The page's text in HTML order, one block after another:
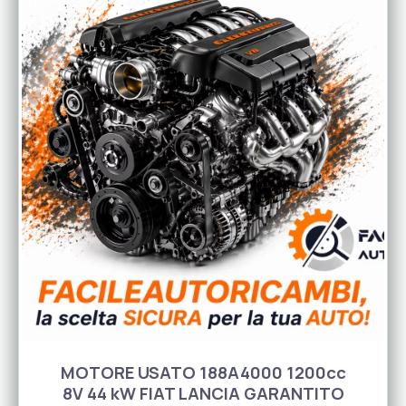
MOTORE USATO 188A4000 1200cc
8V 44 kW FIAT LANCIA GARANTITO